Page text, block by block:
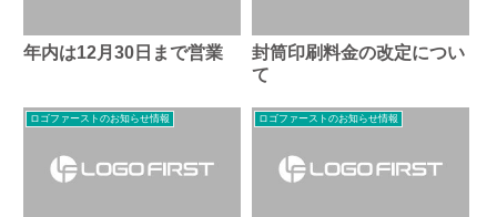
年内は12月30日まで営業
封筒印刷料金の改定につい
て
ロゴファーストのお知らせ情報 ロゴファーストのお知らせ情報